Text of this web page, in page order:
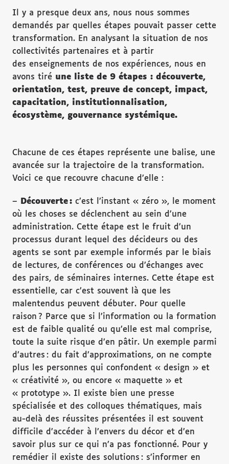
Il y a presque deux ans, nous nous sommes
demandés par quelles étapes pouvait passer cette
transformation. En analysant la situation de nos
collectivités partenaires et à partir
des enseignements de nos expériences, nous en
avons tiré une liste de 9 étapes : découverte,
orientation, test, preuve de concept, impact,
capacitation, institutionnalisation,
écosystème, gouvernance systémique.
Chacune de ces étapes représente une balise, une
avancée sur la trajectoire de la transformation.
Voici ce que recouvre chacune d’elle :
– Découverte : c’est l’instant « zéro », le moment
où les choses se déclenchent au sein d’une
administration. Cette étape est le fruit d’un
processus durant lequel des décideurs ou des
agents se sont par exemple informés par le biais
de lectures, de conférences ou d’échanges avec
des pairs, de séminaires internes. Cette étape est
essentielle, car c’est souvent là que les
malentendus peuvent débuter. Pour quelle
raison ? Parce que si l’information ou la formation
est de faible qualité ou qu’elle est mal comprise,
toute la suite risque d’en pâtir. Un exemple parmi
d’autres : du fait d’approximations, on ne compte
plus les personnes qui confondent « design » et
« créativité », ou encore « maquette » et
« prototype ». Il existe bien une presse
spécialisée et des colloques thématiques, mais
au-delà des réussites présentées il est souvent
difficile d’accéder à l’envers du décor et d’en
savoir plus sur ce qui n’a pas fonctionné. Pour y
remédier il existe des solutions : s’informer en